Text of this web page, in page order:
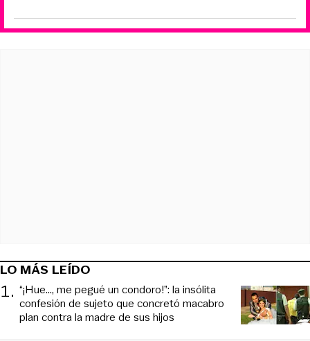
LO MÁS LEÍDO
1. “¡Hue..., me pegué un condoro!”: la insólita
confesión de sujeto que concretó macabro
plan contra la madre de sus hijos